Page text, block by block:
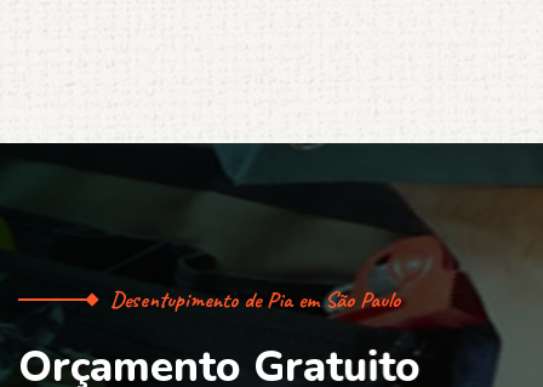
Desentupimento de Pia em São Paulo
Orçamento Gratuito